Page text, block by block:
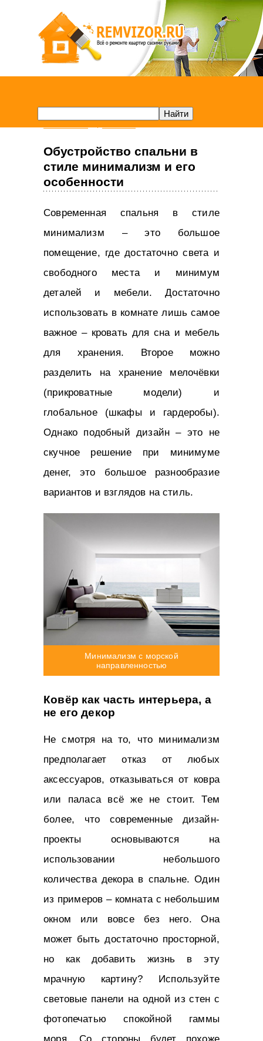
Обустройство спальни в
стиле минимализм и его
особенности
Современная спальня в стиле
минимализм – это большое
помещение, где достаточно света и
свободного места и минимум
деталей и мебели. Достаточно
использовать в комнате лишь самое
важное – кровать для сна и мебель
для хранения. Второе можно
разделить на хранение мелочёвки
(прикроватные модели) и
глобальное (шкафы и гардеробы).
Однако подобный дизайн – это не
скучное решение при минимуме
денег, это большое разнообразие
вариантов и взглядов на стиль.
Минимализм с морской
направленностью
Ковёр как часть интерьера, а
не его декор
Не смотря на то, что минимализм
предполагает отказ от любых
аксессуаров, отказываться от ковра
или паласа всё же не стоит. Тем
более, что современные дизайн-
проекты основываются на
использовании небольшого
количества декора в спальне. Один
из примеров – комната с небольшим
окном или вовсе без него. Она
может быть достаточно просторной,
но как добавить жизнь в эту
мрачную картину? Используйте
световые панели на одной из стен с
фотопечатью спокойной гаммы